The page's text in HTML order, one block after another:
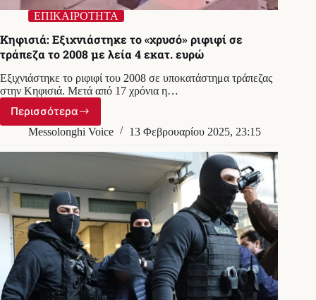
ΕΠΙΚΑΙΡΟΤΗΤΑ
Κηφισιά: Εξιχνιάστηκε το «χρυσό» ριφιφί σε
τράπεζα το 2008 με λεία 4 εκατ. ευρώ
Εξιχνιάστηκε το ριφιφί του 2008 σε υποκατάστημα τράπεζας
στην Κηφισιά. Μετά από 17 χρόνια η…
Περισσότερα
Κηφισιά:
Εξιχνιάστηκε
σε
τράπεζα
το
2008
με
λεία
4
εκατ.
ευρώ
Messolonghi Voice 13 Φεβρουαρίου 2025, 23:15